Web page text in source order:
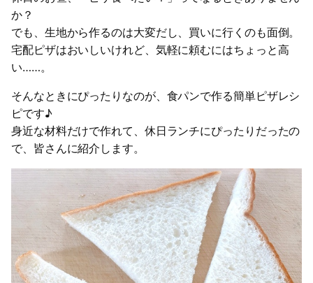
か？
でも、生地から作るのは大変だし、買いに行くのも面倒。
宅配ピザはおいしいけれど、気軽に頼むにはちょっと高
い……。
そんなときにぴったりなのが、食パンで作る簡単ピザレシ
ピです♪
身近な材料だけで作れて、休日ランチにぴったりだったの
で、皆さんに紹介します。